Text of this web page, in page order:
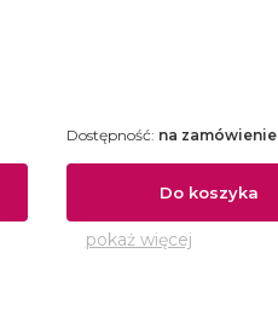
Do koszyka
Dostępność: na zamówienie
pokaż więcej